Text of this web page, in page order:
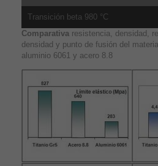
Transición beta 980 °C
Comparativa resistencia, densidad,
densidad y punto de fusión del
aluminio 6061 y acero 8.8